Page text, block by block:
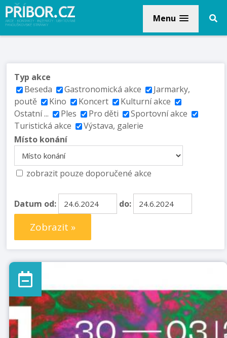
Menu
Typ akce
Beseda
Gastronomická akce
Jarmarky,
poutě
Kino Koncert
Kulturní akce
Ostatní ...
Ples Pro děti
Sportovní akce
Turistická akce
Výstava, galerie
Místo konání
zobrazit pouze doporučené akce
Datum od: do:
Zobrazit »